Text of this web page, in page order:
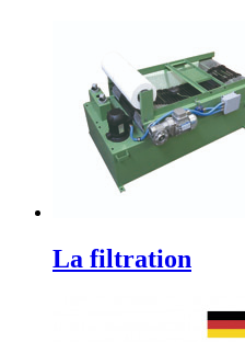
La filtration